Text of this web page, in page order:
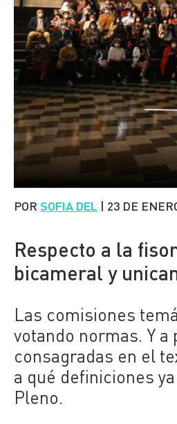
PORSOFIA DEL | 23 DE
Respecto a la
bicameral y
Las comisiones
votando normas. Y
consagradas en el
a qué definiciones
Pleno.